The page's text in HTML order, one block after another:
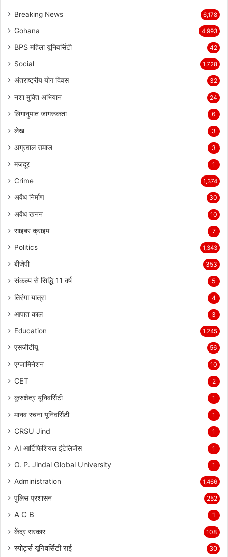
Breaking News 6,178
Gohana 4,993
BPS महिला यूनिवर्सिटी 42
Social 1,728
अंतराष्ट्रीय योग दिवस 32
नशा मुक्ति अभियान 24
लिंगानुपात जागरूकता 6
लेख 3
अग्रवाल समाज 3
मजदूर 1
Crime 1,374
अवैध निर्माण 30
अवैध खनन 10
साइबर क्राइम 7
Politics 1,343
बीजेपी 353
संकल्प से सिद्धि 11 वर्ष 5
तिरंगा यात्रा 4
आपात काल 3
Education 1,245
एसजीटीयू 56
एग्जामिनेशन 10
CET 2
कुरुक्षेत्र यूनिवर्सिटी 1
मानव रचना यूनिवर्सिटी 1
CRSU Jind 1
AI आर्टिफिशियल इंटेलिजेंस 1
O. P. Jindal Global University 1
Administration 1,466
पुलिस प्रशासन 252
A C B 1
केंद्र सरकार 108
स्पोर्ट्स यूनिवर्सिटी राई 30